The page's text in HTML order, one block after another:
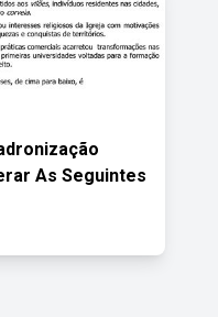
As Seguintes